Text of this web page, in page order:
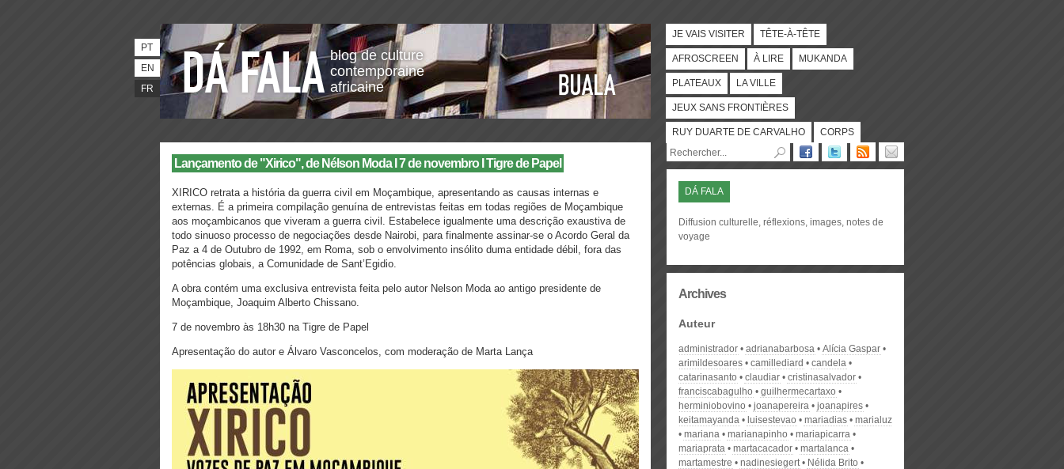
blog de culture
contemporaine
africaine
PT
EN
FR
JE VAIS VISITER TÊTE-À-TÊTE
AFROSCREEN À LIRE MUKANDA
PLATEAUX LA VILLE
JEUX SANS FRONTIÈRES
RUY DUARTE DE CARVALHO CORPS
Lançamento de "Xirico", de Nélson Moda I 7 de novembro I Tigre de Papel
XIRICO retrata a história da guerra civil em Moçambique, apresentando as causas internas e
externas. É a primeira compilação genuína de entrevistas feitas em todas regiões de Moçambique
aos moçambicanos que viveram a guerra civil. Estabelece igualmente uma descrição exaustiva de
todo sinuoso processo de negociações desde Nairobi, para finalmente assinar-se o Acordo Geral da
Paz a 4 de Outubro de 1992, em Roma, sob o envolvimento insólito duma entidade débil, fora das
potências globais, a Comunidade de Sant’Egidio.
A obra contém uma exclusiva entrevista feita pelo autor Nelson Moda ao antigo presidente de
Moçambique, Joaquim Alberto Chissano.
7 de novembro às 18h30 na Tigre de Papel
Apresentação do autor e Álvaro Vasconcelos, com moderação de Marta Lança
DÁ FALA
Diffusion culturelle, réflexions, images, notes de
voyage
Archives
Auteur
administrador adrianabarbosa
Alícia Gaspar
arimildesoares
camillediard
candela
catarinasanto
claudiar
cristinasalvador
franciscabagulho
guilhermecartaxo
herminiobovino
joanapereira
joanapires
keitamayanda
luisestevao mariadias
marialuz
mariana
marianapinho
mariapicarra
mariaprata
martacacador
martalanca
martamestre
nadinesiegert
Nélida Brito